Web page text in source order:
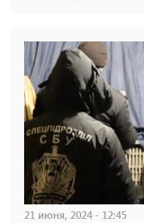
21 июня, 2024 - 12:45